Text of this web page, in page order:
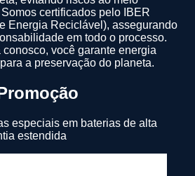
certificados pelo IBER
Energia Reciclável), assegurando
em todo o processo.
você garante energia
a preservação do planeta.
especiais em baterias de alta
estendida